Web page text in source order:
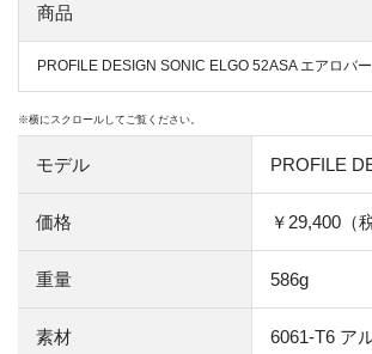
商品
PROFILE DESIGN SONIC ELGO 52ASA エアロバ
モデル PROFILE
価格 ￥29,400（
重量 586g
素材 6061-T6 ア